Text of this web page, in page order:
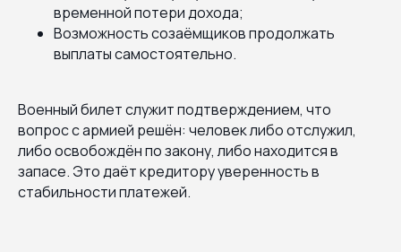
временной потери дохода;
Возможность созаёмщиков продолжать
выплаты самостоятельно.
Военный билет служит подтверждением, что
вопрос с армией решён: человек либо отслужил,
либо освобождён по закону, либо находится в
запасе. Это даёт кредитору уверенность в
стабильности платежей.